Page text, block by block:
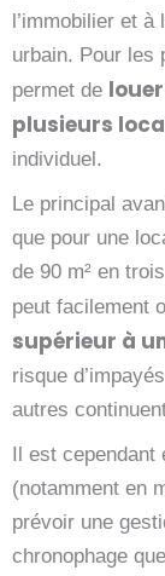
l’immobilier et
urbain. Pour les
permet de
plusieurs
individuel.
Le principal
que pour une
de 90 m² en
peut facilement
supérieur à
risque
autres
Il est cependant
(notamment en
prévoir une
chronophage